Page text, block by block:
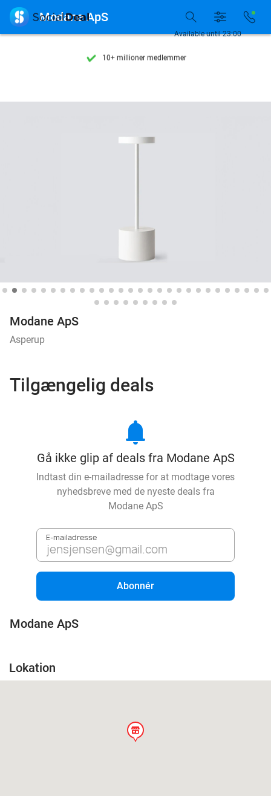
Tilgængelig 7 dage om ugen
10+ millioner medlemmer
10+ millioner medlemmer
Available until 23:00
 Modane ApS
Modane ApS
Asperup
Tilgængelig deals
notifications
Gå ikke glip af deals fra Modane ApS
Indtast din e-mailadresse for at modtage vores
nyhedsbreve med de nyeste deals fra
Modane ApS
E-mailadresse
Abonnér
Modane ApS
Lokation
store